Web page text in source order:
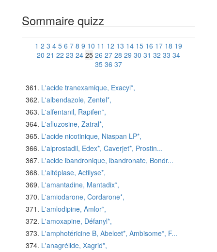
Sommaire quizz
1 2 3 4 5 6 7 8 9 10 11 12 13 14 15 16 17 18 19
20 21 22 23 24 25 26 27 28 29 30 31 32 33 34
35 36 37
L'acide tranexamique, Exacyl*,
L'albendazole, Zentel*,
L'alfentanil, Rapifen*,
L'afluzosine, Zatral*,
L'acide nicotinique, Niaspan LP*,
L'alprostadil, Edex*, Caverjet*, Prostin...
L'acide ibandronique, ibandronate, Bondr...
L'altéplase, Actilyse*,
L'amantadine, Mantadix*,
L'amiodarone, Cordarone*,
L'amlodipine, Amlor*,
L'amoxapine, Défanyl*,
L'amphotéricine B, Abelcet*, Ambisome*, F...
L'anagrélide, Xagrid*,